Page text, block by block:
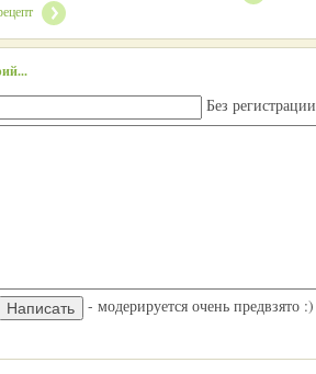
Без регистрации
- модерируется очень предвзято :)